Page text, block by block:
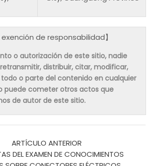
exención de responsabilidad】
o autorización de este sitio, nadie
distribuir, citar, modificar,
o parte del contenido en cualquier
puede cometer otros actos que
de autor de este sitio.
ARTÍCULO ANTERIOR
DEL EXAMEN DE CONOCIMIENTOS